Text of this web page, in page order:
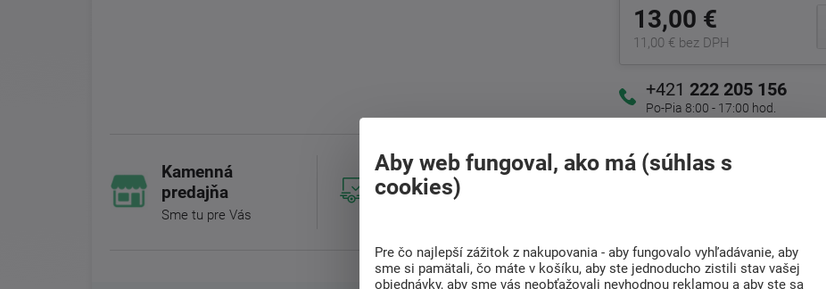
13,00 €
11,00 € bez DPH
+421 222 205 156
Po-Pia 8:00 - 17:00 hod.
Kamenná
predajňa
Sme tu pre Vás
Doprava
ZADARMO
Radi poradíme s
Aby web fungoval, ako má (súhlas s
cookies)
Pre čo najlepší zážitok z nakupovania - aby fungovalo vyhľadávanie, aby
sme si pamätali, čo máte v košíku, aby ste jednoducho zistili stav vašej
objednávky, aby sme vás neobťažovali nevhodnou reklamou a aby ste sa